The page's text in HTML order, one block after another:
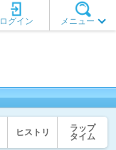
メニュー
ログイン
ヒストリ
ラップ
タイム